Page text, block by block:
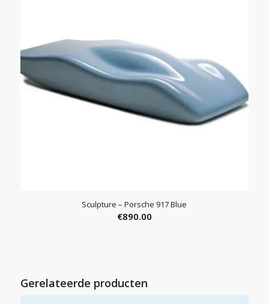
Sculpture – Porsche 917 Blue
€890.00
Gerelateerde producten